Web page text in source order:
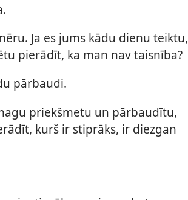
Ja es jums kādu dienu teiktu,
pierādīt, ka man nav taisnība?
pārbaudi.
priekšmetu un pārbaudītu,
kurš ir stiprāks, ir diezgan